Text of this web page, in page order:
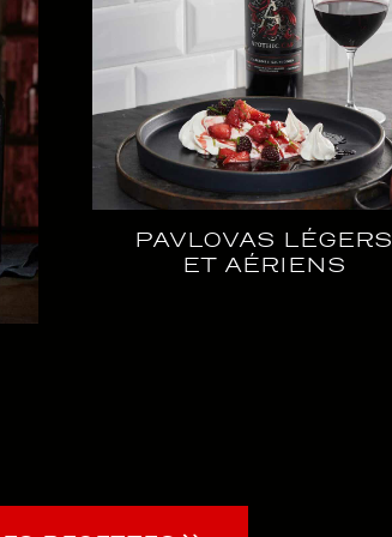
PAVLOVAS LÉGERS
ET AÉRIENS